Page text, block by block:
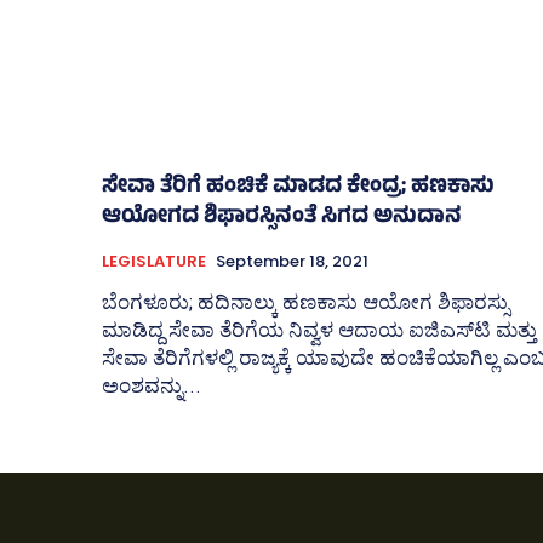
ಸೇವಾ ತೆರಿಗೆ ಹಂಚಿಕೆ ಮಾಡದ ಕೇಂದ್ರ; ಹಣಕಾಸು
ಆಯೋಗದ ಶಿಫಾರಸ್ಸಿನಂತೆ ಸಿಗದ ಅನುದಾನ
LEGISLATURE September 18, 2021
ಬೆಂಗಳೂರು; ಹದಿನಾಲ್ಕು ಹಣಕಾಸು ಆಯೋಗ ಶಿಫಾರಸ್ಸು
ಮಾಡಿದ್ದ ಸೇವಾ ತೆರಿಗೆಯ ನಿವ್ವಳ ಆದಾಯ ಐಜಿಎಸ್‌ಟಿ ಮತ್ತು
ಸೇವಾ ತೆರಿಗೆಗಳಲ್ಲಿ ರಾಜ್ಯಕ್ಕೆ ಯಾವುದೇ ಹಂಚಿಕೆಯಾಗಿಲ್ಲ
ಅಂಶವನ್ನು...